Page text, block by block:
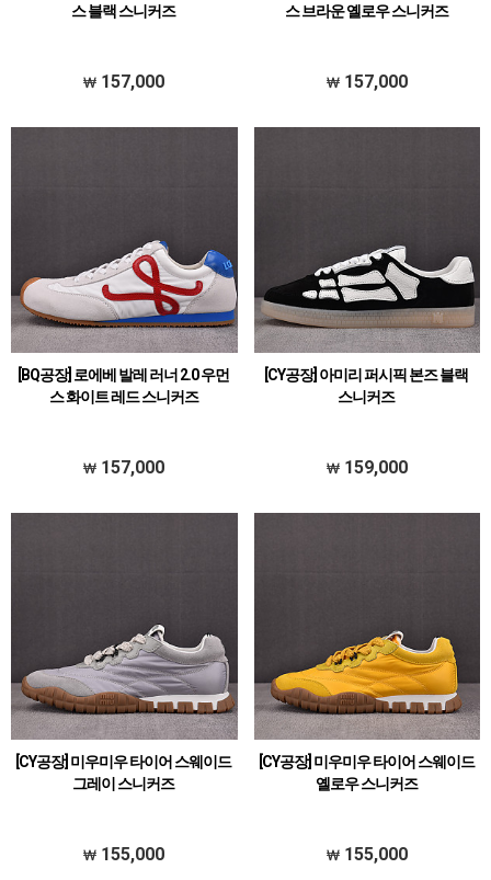
스 블랙 스니커즈
157,000
스 브라운 옐로우 스니커즈
157,000
[BQ공장] 로에베 발레 러너 2.0 우먼
스 화이트 레드 스니커즈
157,000
[CY공장] 아미리 퍼시픽 본즈 블랙
스니커즈
159,000
[CY공장] 미우미우 타이어 스웨이드
그레이 스니커즈
155,000
[CY공장] 미우미우 타이어 스웨이드
옐로우 스니커즈
155,000